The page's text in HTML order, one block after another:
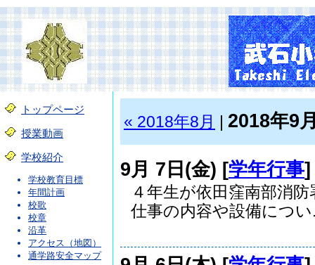
トップページ
授業動画
学校紹介
学校教育目標
年間計画
校歌
校章
沿革
アクセス（地図）
通学路安全マップ
« 2018年8月 2018年9
9月 7日(金) [学年行事
４年生が依田窪南部消
仕事の内容や設備につい